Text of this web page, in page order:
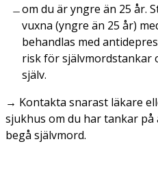
om du är yngre än 25 år.
vuxna (yngre än 25 år)
behandlas med
risk för självmordstankar
själv.
→ Kontakta snarast läkare
sjukhus om du har tankar på
begå självmord.